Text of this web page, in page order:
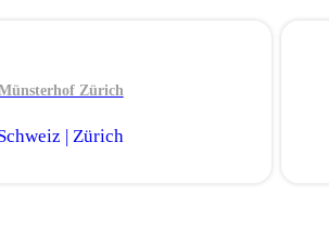
Zürich
| Zürich